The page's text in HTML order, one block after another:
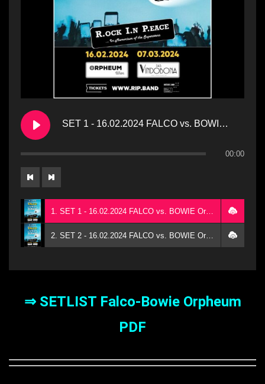
SET 1 - 16.02.2024 FALCO vs. BOWIE Orpheum
00:00
1. SET 1 - 16.02.2024 FALCO vs. BOWIE Orpheum
⇒ SETLIST Falco-Bowie Orpheum
PDF